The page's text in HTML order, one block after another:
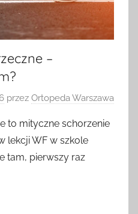
–
przez Ortopeda Warszawa
to mityczne schorzenie
lekcji WF w szkole
tam, pierwszy raz